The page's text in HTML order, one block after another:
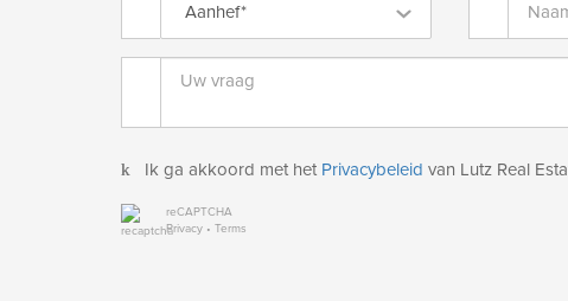
Aanhef*
Ik ga akkoord met het Privacybeleid van Lutz Real
reCAPTCHA
Privacy • Terms